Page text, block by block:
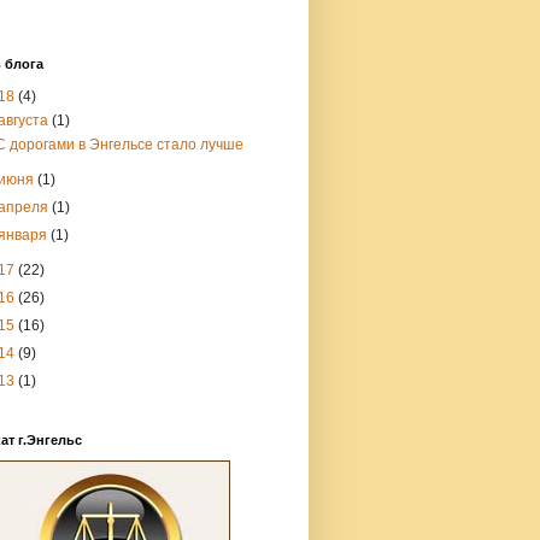
блога
(4)
(1)
дорогами в Энгельсе стало лучше
(1)
(1)
(1)
(22)
(26)
(16)
(9)
(1)
г.Энгельс